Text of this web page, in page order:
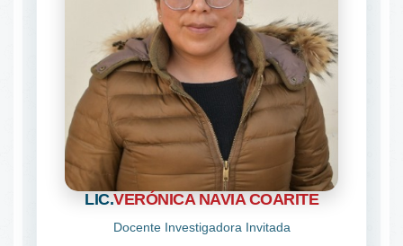
LIC.VERÓNICA NAVIA COARITE
Docente Investigadora Invitada